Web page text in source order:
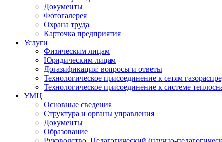
Документы
Фотогалерея
Охрана труда
Карточка предприятия
Услуги
Физическим лицам
Юридическим лицам
Догазификация: вопросы и ответы
Технологическое присоединение к сетям
Технологическое присоединение к системе
УМЦ
Основные сведения
Структура и органы управления
Документы
Образование
Руководство. Педагогический (научно-